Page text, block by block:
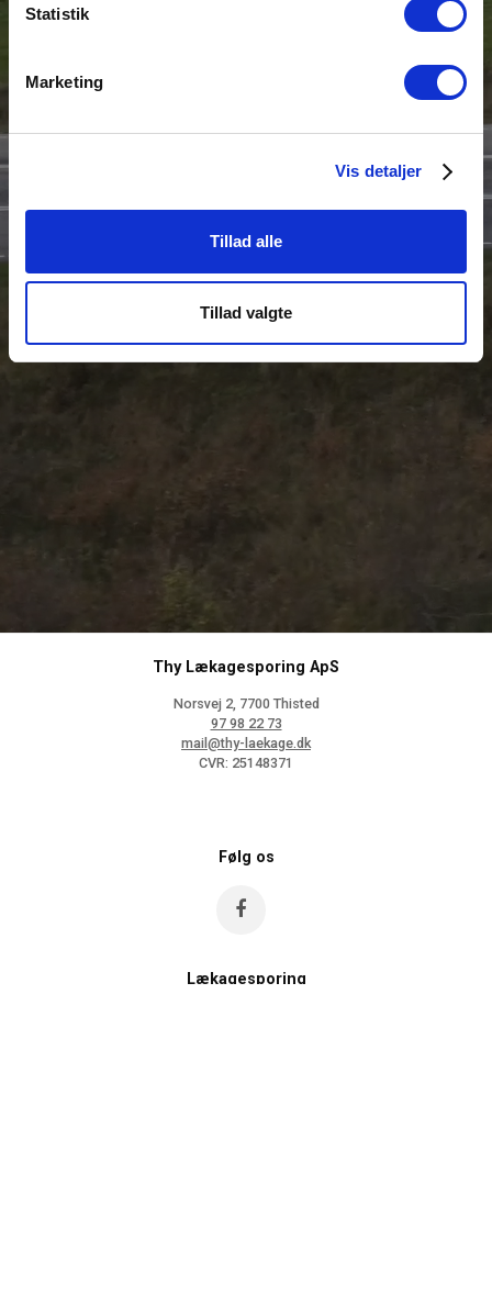
Statistik
Marketing
Vis detaljer
Tillad alle
Tillad valgte
Vi kører i størstedelen af
Jylland
Thy Lækagesporing ApS
Norsvej 2, 7700 Thisted
97 98 22 73
mail@thy-laekage.dk
CVR: 25148371
Følg os
Lækagesporing